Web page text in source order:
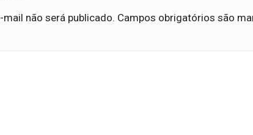
não será publicado. Campos obrigatórios são